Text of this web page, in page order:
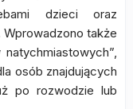
dzieci oraz
także
osób znajdujących
po rozwodzie lub